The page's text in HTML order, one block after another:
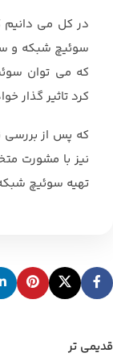
در کل می
سوئیچ شبکه و
که می توان
کرد تاثیر گذار
که پس از بررسی
نیز با مشورت
تهیه سوئیچ
قدیمی تر